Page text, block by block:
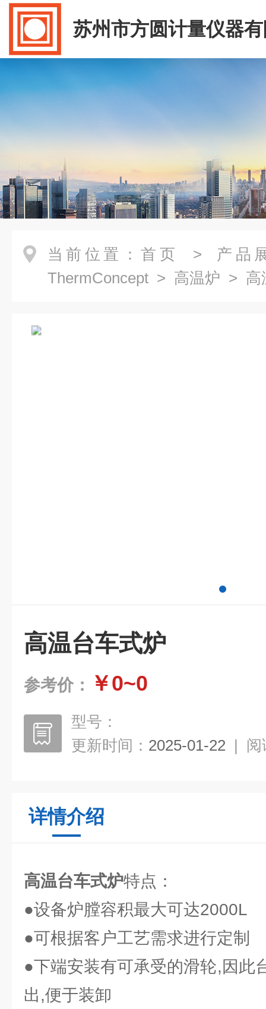
苏州市方圆计量仪器
当前位置： 首页 > 产品
ThermConcept > 高温炉 > 高
高温台车式炉
参考价： ￥0~0
型号：
更新时间： 2025-01-22 | 阅
详情介绍
高温台车式炉特点：
●设备炉膛容积最大可达2000L
●可根据客户工艺需求进行定制
●下端安装有可承受的滑轮,因此
出,便于装卸